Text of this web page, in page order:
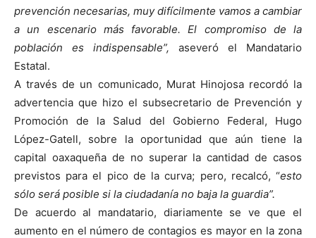
prevención necesarias, muy difícilmente vamos a cambiar
a un escenario más favorable. El compromiso de la
población es indispensable”, aseveró el Mandatario
Estatal.
A través de un comunicado, Murat Hinojosa recordó la
advertencia que hizo el subsecretario de Prevención y
Promoción de la Salud del Gobierno Federal, Hugo
López-Gatell, sobre la oportunidad que aún tiene la
capital oaxaqueña de no superar la cantidad de casos
previstos para el pico de la curva; pero, recalcó, “esto
sólo será posible si la ciudadanía no baja la guardia”.
De acuerdo al mandatario, diariamente se ve que el
aumento en el número de contagios es mayor en la zona